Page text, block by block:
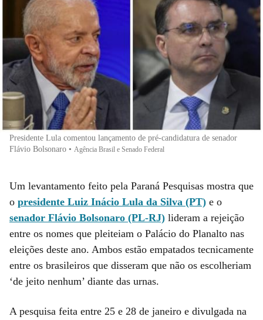
Presidente Lula comentou lançamento de pré-candidatura de senador
Flávio Bolsonaro • Agência Brasil e Senado Federal
Um levantamento feito pela Paraná Pesquisas mostra que
o presidente Luiz Inácio Lula da Silva (PT) e o
senador Flávio Bolsonaro (PL-RJ) lideram a rejeição
entre os nomes que pleiteiam o Palácio do Planalto nas
eleições deste ano. Ambos estão empatados tecnicamente
entre os brasileiros que disseram que não os escolheriam
‘de jeito nenhum’ diante das urnas.
A pesquisa feita entre 25 e 28 de janeiro e divulgada na